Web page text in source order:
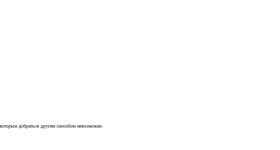
добраться другим способом невозможно.